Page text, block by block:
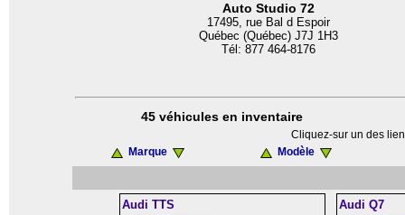
Auto Studio 72
17495, rue Bal d Espoir
Québec (Québec) J7J 1H3
Tél: 877 464-8176
45 véhicules en inventaire
Cliquez-sur un des
Marque
Modèle
Audi TTS
Audi Q7